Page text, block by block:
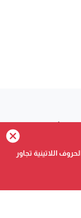
اللاتينية
اللاتينية تجاور